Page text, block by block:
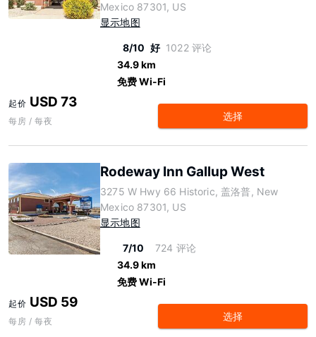
Mexico 87301, US
显示地图
8/10 好 1022 评论
34.9 km
免费 Wi-Fi
起价 USD 73
每房 / 每夜 选择
Rodeway Inn Gallup West
3275 W Hwy 66 Historic, 盖洛普, New
Mexico 87301, US
显示地图
7/10
724 评论
34.9 km
免费 Wi-Fi
起价 USD 59
每房 / 每夜 选择